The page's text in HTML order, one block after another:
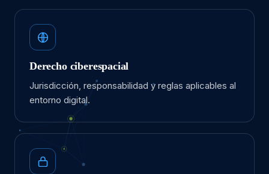
Derecho ciberespacial
Jurisdicción, responsabilidad y reglas aplicables al
entorno digital.